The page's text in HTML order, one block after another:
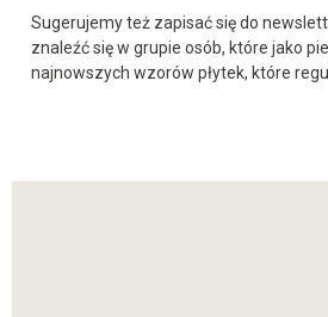
Sugerujemy też zapisać się do
znaleźć się w grupie osób, które jako
najnowszych wzorów płytek, które